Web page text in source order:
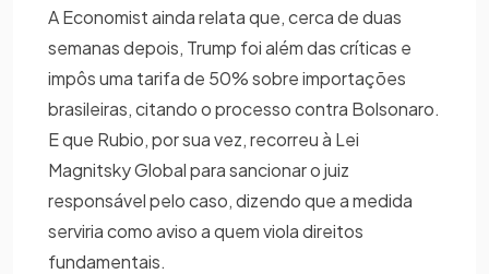
A Economist ainda relata que, cerca de duas
semanas depois, Trump foi além das críticas e
impôs uma tarifa de 50% sobre importações
brasileiras, citando o processo contra Bolsonaro.
E que Rubio, por sua vez, recorreu à Lei
Magnitsky Global para sancionar o juiz
responsável pelo caso, dizendo que a medida
serviria como aviso a quem viola direitos
fundamentais.